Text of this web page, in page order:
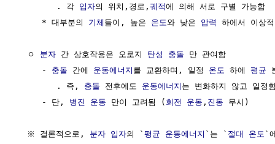
        . 각
입자의 위치,경로, 궤적에 의해 서로 구별 가능함
     * 대부분의
기체 들이, 높은 온도와 낮은 압력 하에서 이상
  ㅇ
분자 간 상호작용은 오로지 탄성 충돌 만 관여함
     -
충돌 간에 운동에너지 를 교환하며, 일정 온도 하에 평균
        . 즉,
충돌 전후에도 운동에너지 는 변화하지 않고 일정
     - 단,
병진 운동 만이 고려됨 ( 회전 운동 , 진동 무시)
  ※ 결론적으로,
분자 입자의 ` 평균 운동에너지 `는 ` 절대 온도 `